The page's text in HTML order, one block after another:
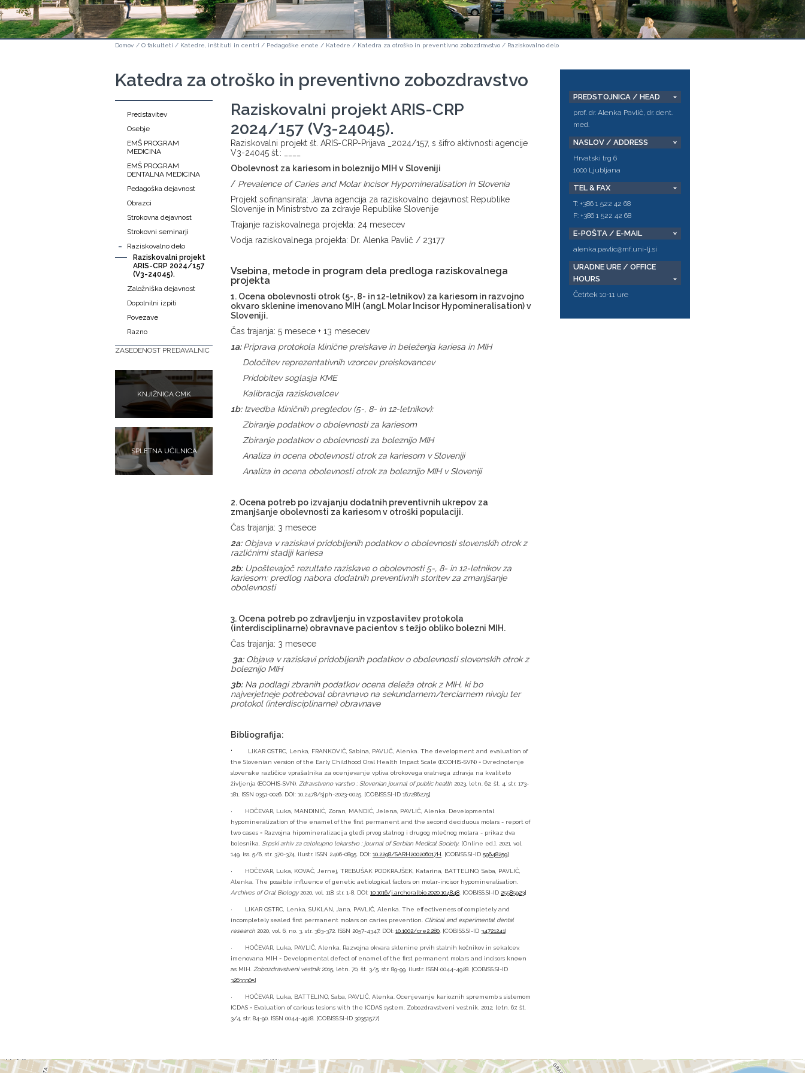
Domov / O fakulteti / Katedre, inštituti in centri / Pedagoške enote / Katedre / Katedra za otroško in preventivno zobozdravstvo / Raziskovalno delo
Katedra za otroško in preventivno zobozdravstvo
Predstavitev
Osebje
EMŠ PROGRAM
MEDICINA
EMŠ PROGRAM
DENTALNA MEDICINA
Pedagoška dejavnost
Obrazci
Strokovna dejavnost
Strokovni seminarji
-
Raziskovalno delo
Raziskovalni projekt
ARIS-CRP 2024/157
(V3-24045).
Založniška dejavnost
Dopolnilni izpiti
Povezave
Razno
ZASEDENOST PREDAVALNIC
KNJIŽNICA CMK
SPLETNA UČILNICA
Raziskovalni projekt ARIS-CRP
2024/157 (V3-24045).
Raziskovalni projekt št. ARIS-CRP-Prijava _2024/157, s šifro aktivnosti agencije
V3-24045 št.: ____
Obolevnost za kariesom in boleznijo MIH v Sloveniji
/ Prevalence of Caries and Molar Incisor Hypomineralisation in Slovenia
Projekt sofinansirata: Javna agencija za raziskovalno dejavnost Republike
Slovenije in Ministrstvo za zdravje Republike Slovenije
Trajanje raziskovalnega projekta: 24 mesecev
Vodja raziskovalnega projekta: Dr. Alenka Pavlič / 23177
Vsebina, metode in program dela predloga raziskovalnega
projekta
1. Ocena obolevnosti otrok (5-, 8- in 12-letnikov) za kariesom in razvojno
okvaro sklenine imenovano MIH (angl. Molar Incisor Hypomineralisation) v
Sloveniji.
Čas trajanja: 5 mesece + 13 mesecev
1a:Priprava protokola klinične preiskave in beleženja kariesa in MIH
Določitevreprezentativnih vzorcev preiskovancev
Pridobitev soglasja KME
Kalibracija raziskovalcev
1b: Izvedba kliničnih pregledov (5-, 8- in 12-letnikov):
Zbiranje podatkov o obolevnosti za kariesom
Zbiranje podatkov o obolevnosti za boleznijo MIH
Analiza in ocena obolevnosti otrok za kariesom v Sloveniji
Analiza in ocena obolevnosti otrok za boleznijo MIH v Sloveniji
2. Ocena potreb po izvajanju dodatnih preventivnih ukrepov za
zmanjšanje obolevnosti za kariesom v otroški populaciji.
Čas trajanja: 3 mesece
2a: Objava v raziskavi pridobljenih podatkov o obolevnosti slovenskihotrok z
različnimi stadiji kariesa
2b:Upoštevajoč rezultate raziskave o obolevnosti 5-, 8- in 12-letnikov za
kariesom: predlog nabora dodatnih preventivnih storitev za zmanjšanje
obolevnosti
3. Ocena potreb po zdravljenju in vzpostavitev protokola
(interdisciplinarne) obravnave pacientov s težjo obliko bolezni MIH.
Čas trajanja: 3 mesece
3a:Objava v raziskavi pridobljenih podatkov o obolevnosti slovenskih otrok z
boleznijo MIH
3b:Na podlagi zbranih podatkov ocena deleža otrok z MIH, ki bo
najverjetneje potreboval obravnavo na sekundarnem/terciarnem nivoju ter
protokol (interdisciplinarne) obravnave
Bibliografija:
·
LIKAR OSTRC, Lenka, FRANKOVIČ, Sabina, PAVLIČ, Alenka. The development and evaluation of
the Slovenian version of the Early Childhood Oral Health Impact Scale (ECOHIS-SVN) = Ovrednotenje
slovenske različice vprašalnika za ocenjevanje vpliva otrokovega oralnega zdravja na kvaliteto
življenja (ECOHIS-SVN). Zdravstveno varstvo : Slovenian journal of public health 2023, letn. 62, št. 4, str. 173-
181. ISSN 0351-0026. DOI: 10.2478/sjph-2023-0025. [COBISS.SI-ID 167286275]
· HOČEVAR, Luka, MANDINIĆ, Zoran, MANDIĆ, Jelena, PAVLIČ, Alenka. Developmental
hypomineralization of the enamel of the first permanent and the second deciduous molars - report of
two cases = Razvojna hipomineralizacija gleđi prvog stalnog i drugog mlečnog molara - prikaz dva
bolesnika. Srpski arhiv za celokupno lekarstvo : journal of Serbian Medical Society. [Online ed.]. 2021, vol.
149, iss. 5/6, str. 370-374, ilustr. ISSN 2406-0895. DOI:10.2298/SARH200206017H . [COBISS.SI-ID59648259]
· HOČEVAR, Luka, KOVAČ, Jernej, TREBUŠAK PODKRAJŠEK, Katarina, BATTELINO, Saba, PAVLIČ,
Alenka. The possible influence of genetic aetiological factors on molar-incisor hypomineralisation.
Archives of Oral Biology2020, vol. 118, str. 1-8. DOI:10.1016/j.archoralbio.2020.104848 . [COBISS.SI-ID 25585923]
· LIKAR OSTRC, Lenka, SUKLAN, Jana, PAVLIČ, Alenka. The effectiveness of completely and
incompletely sealed first permanent molars on caries prevention. Clinical and experimental dental
research 2020, vol. 6, no. 3, str. 363-372. ISSN 2057-4347. DOI:10.1002/cre2.280 . [COBISS.SI-ID34721241]
· HOČEVAR, Luka, PAVLIČ, Alenka. Razvojna okvara sklenine prvih stalnih kočnikov in sekalcev,
imenovana MIH = Developmental defect of enamel of the first permanent molars and incisors known
as MIH. Zobozdravstveni vestnik2015, letn. 70, št. 3/5, str. 89-99, ilustr. ISSN 0044-4928. [COBISS.SI-ID
32633305]
· HOČEVAR, Luka, BATTELINO, Saba, PAVLIČ, Alenka. Ocenjevanje karioznih sprememb s sistemom
ICDAS = Evaluation of carious lesions with the ICDAS system. Zobozdravstveni vestnik. 2012, letn. 67, št.
3/4, str. 84-90. ISSN 0044-4928. [COBISS.SI-ID 30351577]
PREDSTOJNICA / HEAD
prof. dr. Alenka Pavlič, dr. dent.
med.
NASLOV / ADDRESS
Hrvatski trg 6
1000 Ljubljana
TEL & FAX
T: +386 1 522 42 68
F: +386 1 522 42 68
E-POŠTA / E-MAIL
alenka.pavlic@mf.uni-lj.si
URADNE URE / OFFICE
HOURS
Četrtek 10-11 ure